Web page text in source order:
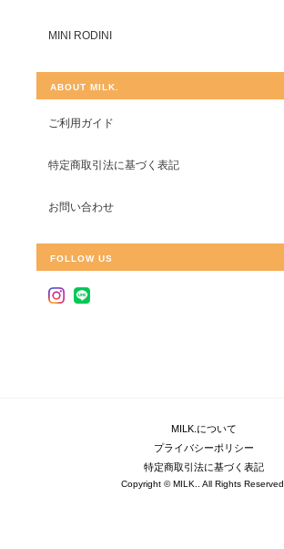
MINI RODINI
ABOUT MILK.
ご利用ガイド
特定商取引法に基づく表記
お問い合わせ
FOLLOW US
MILK.について
プライバシーポリシー
特定商取引法に基づく表記
Copyright © MILK.. All Rights Reserved.